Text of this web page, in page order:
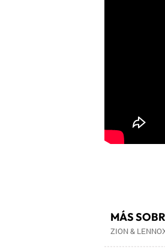
MÁS
ZION &